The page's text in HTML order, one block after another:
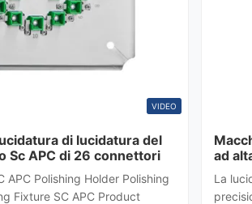
VIDEO
di lucidatura del
Sc APC di 26 connettori
APC Polishing Holder Polishing
Fixture SC APC Product
ad
36
del
La